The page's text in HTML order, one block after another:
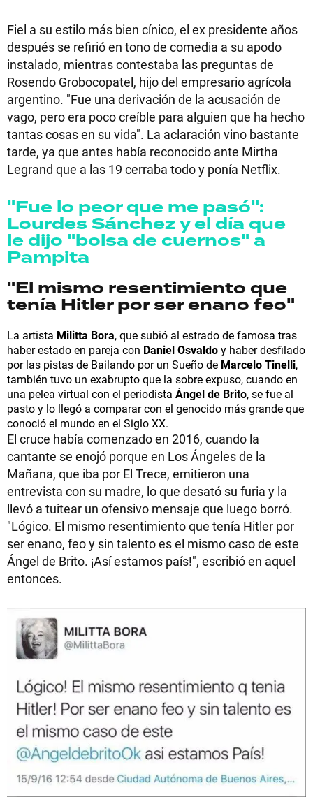
Fiel a su estilo más bien cínico, el ex presidente años
después se refirió en tono de comedia a su apodo
instalado, mientras contestaba las preguntas de
Rosendo Grobocopatel, hijo del empresario agrícola
argentino. "Fue una derivación de la acusación de
vago, pero era poco creíble para alguien que ha hecho
tantas cosas en su vida". La aclaración vino bastante
tarde, ya que antes había reconocido ante Mirtha
Legrand que a las 19 cerraba todo y ponía Netflix.
"Fue lo peor que me pasó":
Lourdes Sánchez y el día que
le dijo "bolsa de cuernos" a
Pampita
"El mismo resentimiento que
tenía Hitler por ser enano feo"
La artista Militta Bora, que subió al estrado de famosa tras
haber estado en pareja con Daniel Osvaldoy haber desfilado
por las pistas de Bailando por un Sueño de Marcelo Tinelli,
también tuvo un exabrupto que la sobre expuso, cuando en
una pelea virtual con el periodista Ángel de Brito, se fue al
pasto y lo llegó a comparar con el genocido más grande que
conoció el mundo en el Siglo XX.
El cruce había comenzado en 2016, cuando la
cantante se enojó porque en Los Ángeles de la
Mañana, que iba por El Trece, emitieron una
entrevista con su madre, lo que desató su furia y la
llevó a tuitear un ofensivo mensaje que luego borró.
"Lógico. El mismo resentimiento que tenía Hitler por
ser enano, feo y sin talento es el mismo caso de este
Ángel de Brito. ¡Así estamos país!", escribió en aquel
entonces.